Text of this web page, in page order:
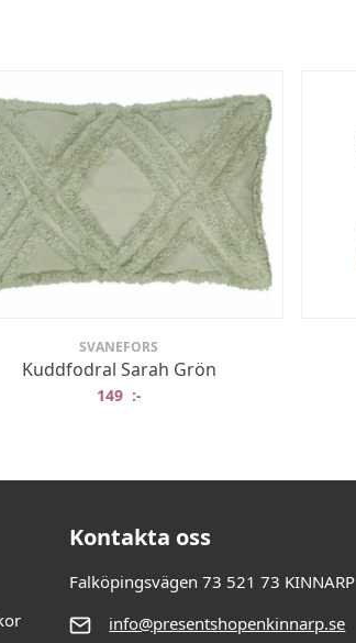
SVANEFORS
Kuddfodral Sarah Grön
149 :-
Kontakta oss
Falköpingsvägen 73 521 73 KINNARP
info@presentshopenkinnarp.se